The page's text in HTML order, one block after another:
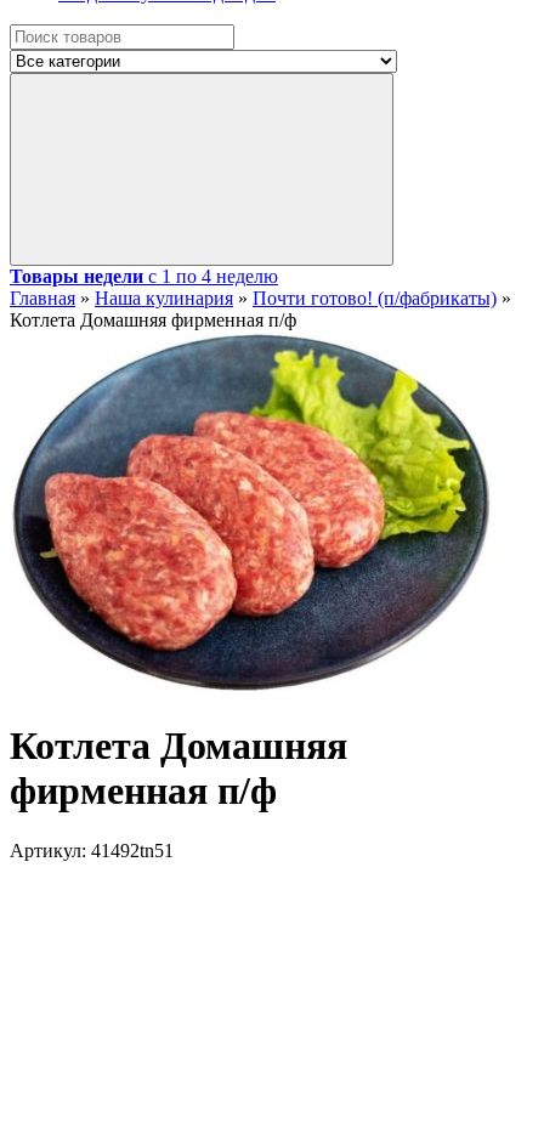
Товары недели с 1 по 4 неделю
Главная » Наша кулинария » Почти готово! (п/фабрикаты) »
Котлета Домашняя фирменная п/ф
Котлета Домашняя
фирменная п/ф
Артикул: 41492tn51